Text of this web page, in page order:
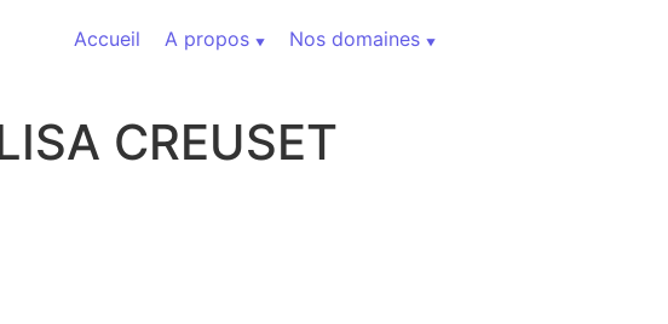
Accueil
A propos Nos domaines
CREUSET